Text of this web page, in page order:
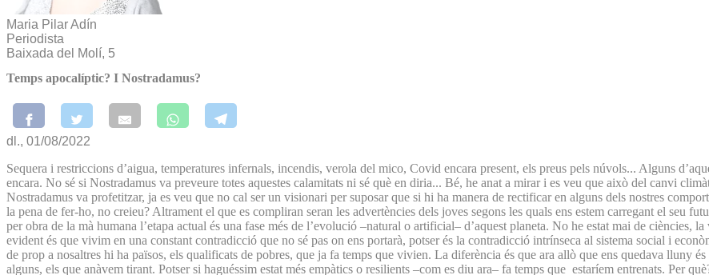
Maria Pilar Adín
Periodista
Baixada del Molí, 5
Temps apocalíptic? I Nostradamus?
dl., 01/08/2022
Sequera i restriccions d’aigua, temperatures infernals, incendis, verola del mico, Covid encara present, els preus pels núvols... Alguns
encara. No sé si Nostradamus va preveure totes aquestes calamitats ni sé què en diria... Bé, he anat a mirar i es veu que això del canvi
Nostradamus va profetitzar, ja es veu que no cal ser un visionari per suposar que si hi ha manera de rectificar en alguns dels nostres
la pena de fer-ho, no creieu? Altrament el que es compliran seran les advertències dels joves segons les quals ens estem carregant el seu
per obra de la mà humana l’etapa actual és una fase més de l’evolució –natural o artificial– d’aquest planeta. No he estat mai de ciències,
evident és que vivim en una constant contradicció que no sé pas on ens portarà, potser és la contradicció intrínseca al sistema social i
de prop a nosaltres hi ha països, els qualificats de pobres, que ja fa temps que vivien. La diferència és que ara allò que ens quedava lluny
alguns, els que anàvem tirant. Potser si haguéssim estat més empàtics o resilients –com es diu ara– fa temps que estaríem entrenats. Per